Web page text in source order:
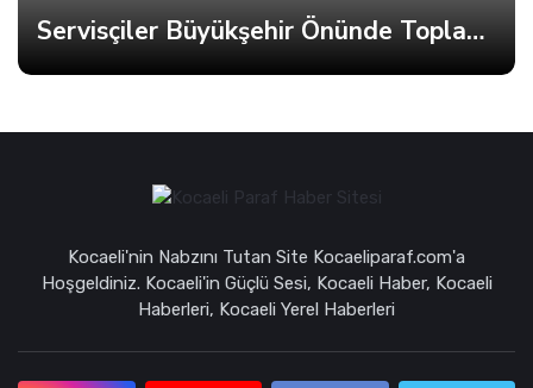
Servisçiler Büyükşehir Önünde Toplandı, Gerginlik Yaşandı
Kocaeli'nin Nabzını Tutan Site Kocaeliparaf.com'a
Hoşgeldiniz. Kocaeli'in Güçlü Sesi, Kocaeli Haber, Kocaeli
Haberleri, Kocaeli Yerel Haberleri